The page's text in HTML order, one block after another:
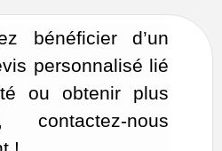
bénéficier d’un
personnalisé lié
ou obtenir plus
contactez-nous